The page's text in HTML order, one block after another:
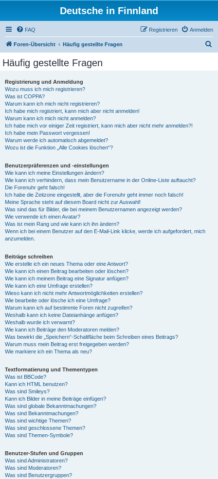
Deutsche in Finnland
FAQ Anmelden
Registrieren
Foren-Übersicht Häufig gestellte Fragen
Häufig gestellte Fragen
Registrierung und Anmeldung
Wozu muss ich mich registrieren?
Was ist COPPA?
Warum kann ich mich nicht registrieren?
Ich habe mich registriert, kann mich aber nicht anmelden!
Warum kann ich mich nicht anmelden?
Ich habe mich vor einiger Zeit registriert, kann mich aber nicht mehr anmelden?!
Ich habe mein Passwort vergessen!
Warum werde ich automatisch abgemeldet?
Wozu ist die Funktion „Alle Cookies löschen“?
Benutzerpräferenzen und -einstellungen
Wie kann ich meine Einstellungen ändern?
Wie kann ich verhindern, dass mein Benutzername in der Online-Liste auftaucht?
Die Forenuhr geht falsch!
Ich habe die Zeitzone eingestellt, aber die Forenuhr geht immer noch falsch!
Meine Sprache steht auf diesem Board nicht zur Auswahl!
Was sind das für Bilder, die bei meinem Benutzernamen angezeigt werden?
Wie verwende ich einen Avatar?
Was ist mein Rang und wie kann ich ihn ändern?
Wenn ich bei einem Benutzer auf den E-Mail-Link klicke, werde ich aufgefordert, mich
anzumelden.
Beiträge schreiben
Wie erstelle ich ein neues Thema oder eine Antwort?
Wie kann ich einen Beitrag bearbeiten oder löschen?
Wie kann ich meinem Beitrag eine Signatur anfügen?
Wie kann ich eine Umfrage erstellen?
Wieso kann ich nicht mehr Antwortmöglichkeiten erstellen?
Wie bearbeite oder lösche ich eine Umfrage?
Warum kann ich auf bestimmte Foren nicht zugreifen?
Weshalb kann ich keine Dateianhänge anfügen?
Weshalb wurde ich verwarnt?
Wie kann ich Beiträge den Moderatoren melden?
Was bewirkt die „Speichern“-Schaltfläche beim Schreiben eines Beitrags?
Warum muss mein Beitrag erst freigegeben werden?
Wie markiere ich ein Thema als neu?
Textformatierung und Thementypen
Was ist BBCode?
Kann ich HTML benutzen?
Was sind Smileys?
Kann ich Bilder in meine Beiträge einfügen?
Was sind globale Bekanntmachungen?
Was sind Bekanntmachungen?
Was sind wichtige Themen?
Was sind geschlossene Themen?
Was sind Themen-Symbole?
Benutzer-Stufen und Gruppen
Was sind Administratoren?
Was sind Moderatoren?
Was sind Benutzergruppen?